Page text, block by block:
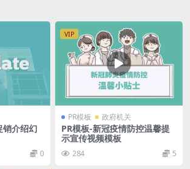
销介绍幻
0
VIP
PR模板 政府机关
PR模板-新冠疫情防控温馨提
示宣传视频模板
284 5